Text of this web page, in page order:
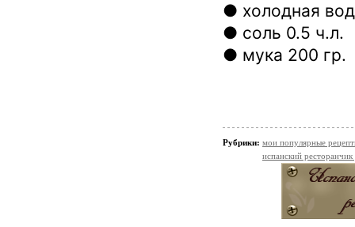
● холодная
● соль 0.5 ч.л.
● мука 200 гр.
Рубрики: мои популярные
испанский